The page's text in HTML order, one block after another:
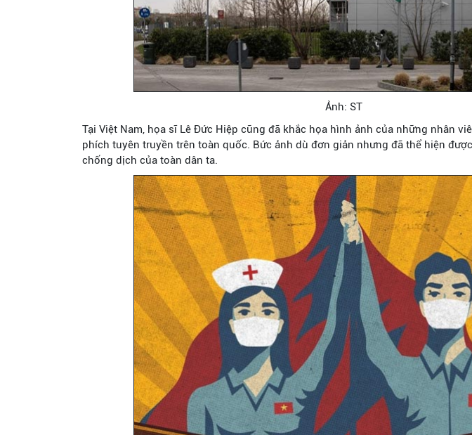
Ảnh: ST
Tại Việt Nam, họa sĩ Lê Đức Hiệp cũng đã khắc họa hình ảnh của những nhân
phích tuyên truyền trên toàn quốc. Bức ảnh dù đơn giản nhưng đã thể hiện
chống dịch của toàn dân ta.